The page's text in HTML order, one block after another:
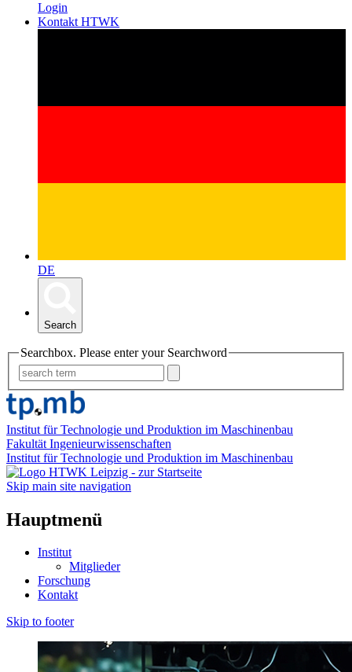
Login
Kontakt HTWK
DE
Search
Searchbox. Please enter your Searchword
Institut für Technologie und Produktion im Maschinenbau
Fakultät Ingenieurwissenschaften
Institut für Technologie und Produktion im Maschinenbau
Skip main site navigation
Hauptmenü
Institut
Mitglieder
Forschung
Kontakt
Skip to footer